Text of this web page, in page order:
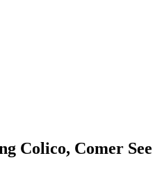
Colico, Comer See